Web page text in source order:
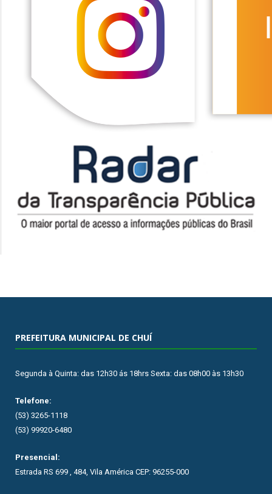
PREFEITURA MUNICIPAL DE CHUÍ
Segunda à Quinta: das 12h30 ás 18hrs Sexta: das 08h00 às 13h30
Telefone:
(53) 3265-1118
(53) 99920-6480
Presencial:
Estrada RS 699 , 484, Vila América CEP: 96255-000